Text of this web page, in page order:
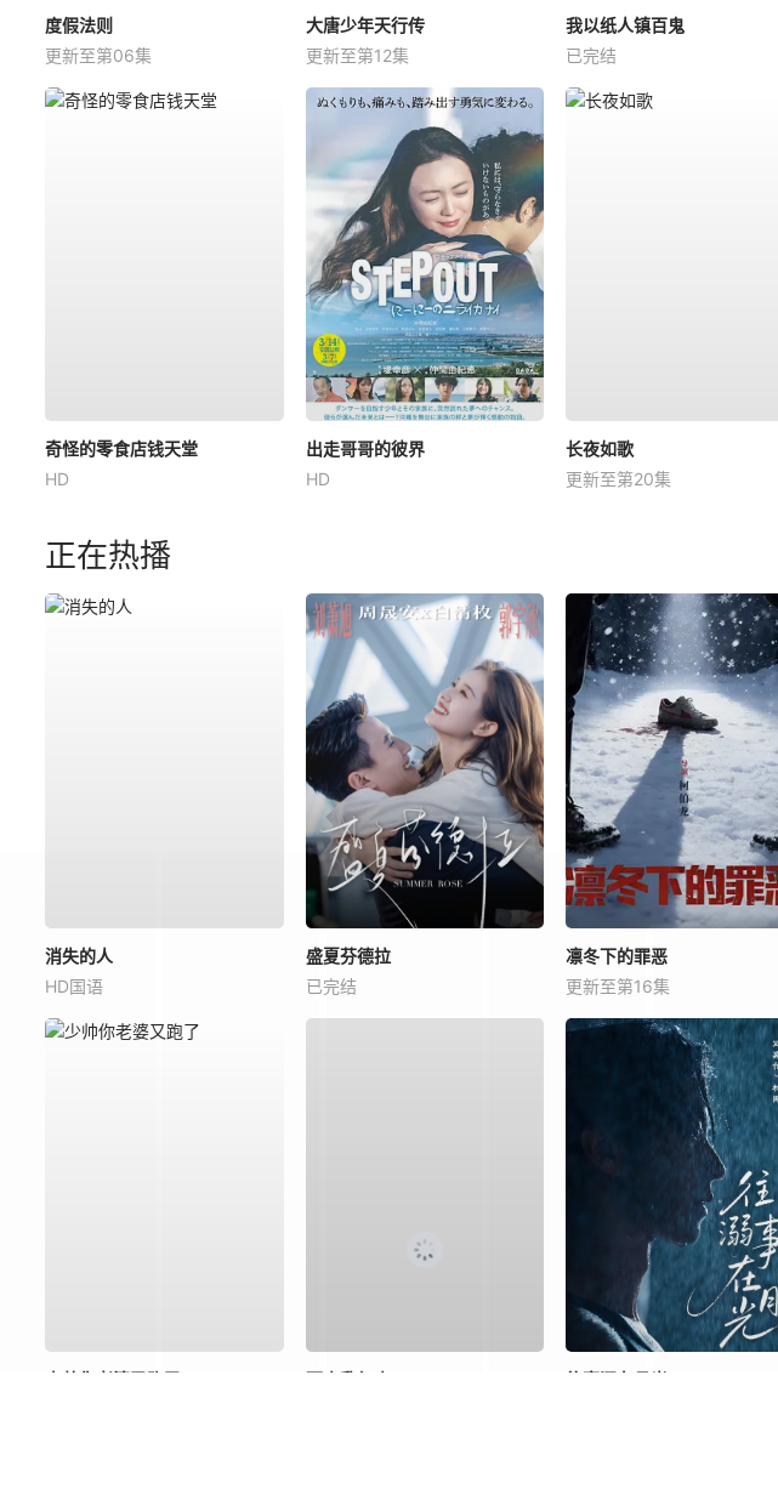
度假法则
更新至第06集
大唐少年天行传
更新至第12集
我以纸人镇百鬼
已完结
奇怪的零食店钱天堂
HD
出走哥哥的彼界
HD
长夜如歌
更新至第20集
正在热播
消失的人
HD国语
盛夏芬德拉
已完结
凛冬下的罪恶
更新至第16集
少帅你老婆又跑了
下山乱红尘
往事溺在月光